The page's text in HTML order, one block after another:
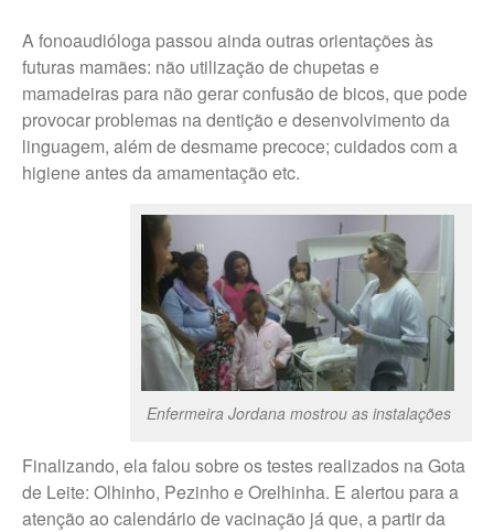
A fonoaudióloga passou ainda outras orientações às
futuras mamães: não utilização de chupetas e
mamadeiras para não gerar confusão de bicos, que pode
provocar problemas na dentição e desenvolvimento da
linguagem, além de desmame precoce; cuidados com a
higiene antes da amamentação etc.
Enfermeira Jordana mostrou as instalações
Finalizando, ela falou sobre os testes realizados na Gota
de Leite: Olhinho, Pezinho e Orelhinha. E alertou para a
atenção ao calendário de vacinação já que, a partir da